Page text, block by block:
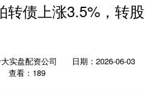
转债上涨3.5%，转股
实盘配资公司
日期：2026-06-03
查看：189